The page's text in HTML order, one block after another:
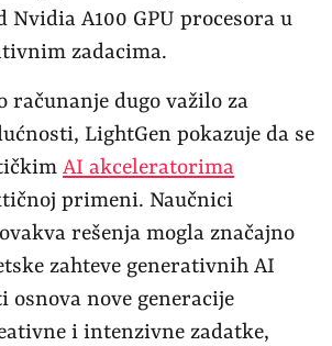
Nvidia A100 GPU procesora u
zadacima.
računanje dugo važilo za
LightGen pokazuje da se
AI akceleratorima
primeni. Naučnici
rešenja mogla značajno
zahteve generativnih AI
osnova nove generacije
i intenzivne zadatke,